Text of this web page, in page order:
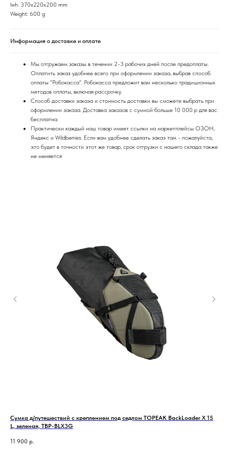
lwh: 370x220x200 mm
Weight: 600 g
Информация о доставке и оплате
Мы отгружаем заказы в течении 2-3 рабочих дней после предоплаты.
Оплатить заказ удобнее всего при оформлении заказа, выбрав способ
оплаты "Робокасса". Робокасса предложит вам несколько традиционных
методов оплаты, включая рассрочку.
Способ доставки заказа и стоимость доставки вы сможете выбрать при
оформлении заказа. Доставка заказов с суммой больше 10 000 р для вас
бесплатна.
Практически каждый наш товар имеет ссылки на маркетплейсы ОЗОН,
Яндекс и Wildberries. Если вам удобнее сделать заказ там - пожалуйста,
это будет в точности этот же товар, срок отгрузки с нашего склада также
не меняется
Сумка д/путешествий с креплением под седлом TOPEAK BackLoader X 15
L, зеленая, TBP-BLX3G
11 900 р.